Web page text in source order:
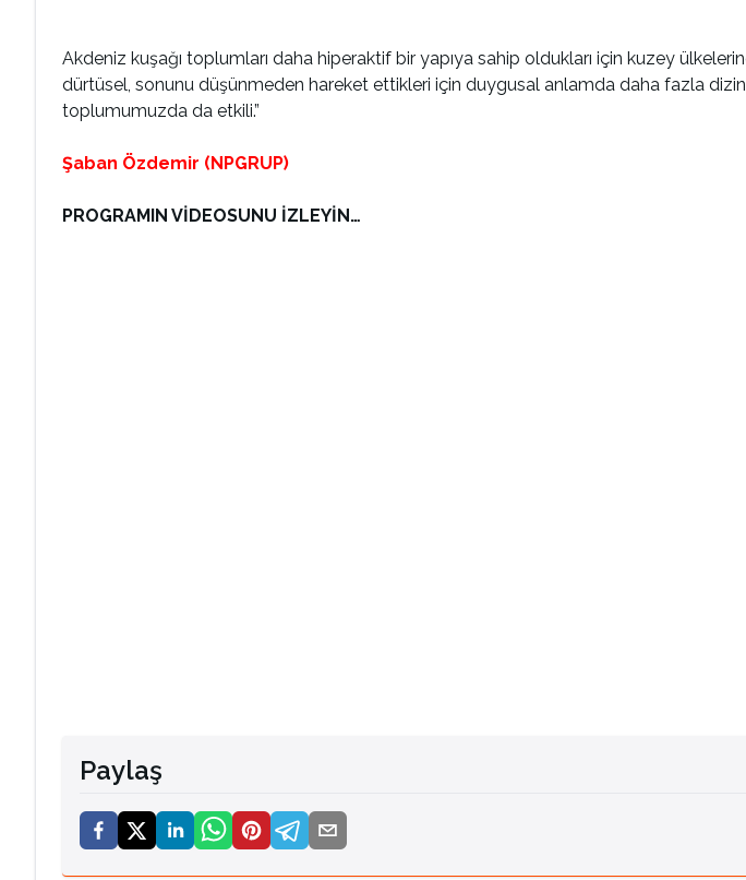
Akdeniz kuşağı toplumları daha hiperaktif bir yapıya sahip oldukları için kuzey
dürtüsel, sonunu düşünmeden hareket ettikleri için duygusal anlamda daha fazla
toplumumuzda da etkili.”
Şaban Özdemir (NPGRUP)
PROGRAMIN VİDEOSUNU İZLEYİN…
Paylaş